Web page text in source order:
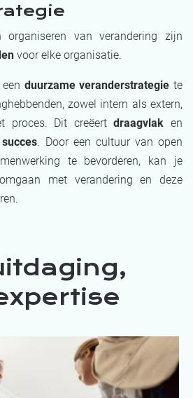
van verandering zijn
voor elke organisatie.
duurzame veranderstrategie te
zowel intern als extern,
proces. Dit creëertdraagvlak en
. Door een cultuur van open
te bevorderen, kan je
met verandering en deze